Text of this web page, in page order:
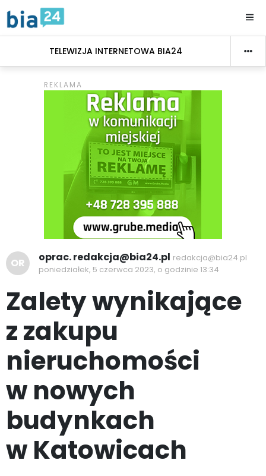
TELEWIZJA INTERNETOWA BIA24
OR oprac. redakcja@bia24.pl redakcja@bia24.pl
poniedziałek, 5 czerwca 2023, o godzinie 13:34
Zalety wynikające
z zakupu
nieruchomości
w nowych
budynkach
w Katowicach